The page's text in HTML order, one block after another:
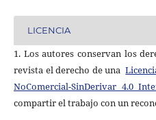
LICENCIA
1. Los autores conservan los
revista el derecho de una
NoComercial-SinDerivar 4.0
compartir el trabajo con un